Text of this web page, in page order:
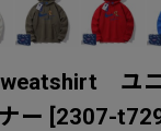
ユ
ー [2307-